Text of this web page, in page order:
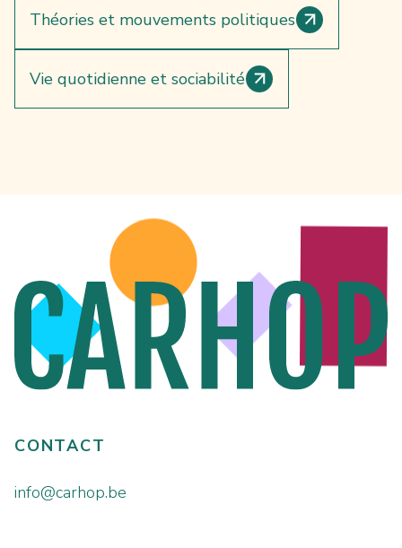
Théories et mouvements politiques
Vie quotidienne et sociabilité
CONTACT
info@carhop.be